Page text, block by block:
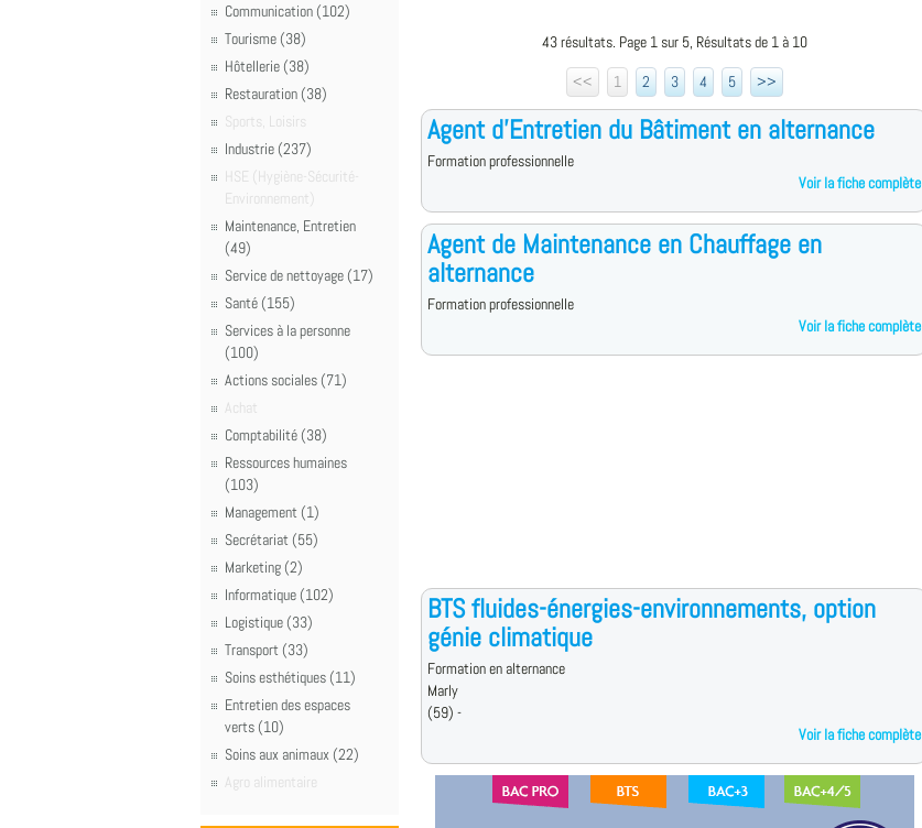
Communication (102)
Tourisme (38)
Hôtellerie (38)
Restauration (38)
Sports, Loisirs
Industrie (237)
HSE (Hygiène-Sécurité-
Environnement)
Maintenance, Entretien
(49)
Service de nettoyage (17)
Santé (155)
Services à la personne
(100)
Actions sociales (71)
Achat
Comptabilité (38)
Ressources humaines
(103)
Management (1)
Secrétariat (55)
Marketing (2)
Informatique (102)
Logistique (33)
Transport (33)
Soins esthétiques (11)
Entretien des espaces
verts (10)
Soins aux animaux (22)
Agro alimentaire
43 résultats. Page 1 sur 5, Résultats de 1 à 10
<<
1 2 3 4 5 >>
Agent d'Entretien du Bâtiment en alternance
Formation professionnelle
Voir la fiche complète
Agent de Maintenance en Chauffage en
alternance
Formation professionnelle
Voir la fiche complète
BTS fluides-énergies-environnements, option
génie climatique
Formation en alternance
Marly
(59) -
Voir la fiche complète